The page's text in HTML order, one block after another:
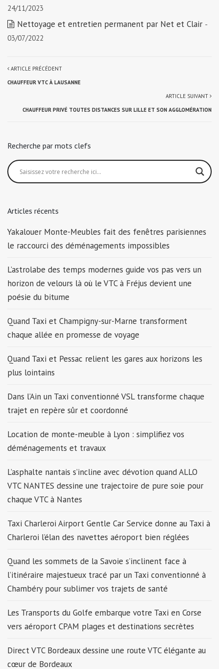
24/11/2023
Nettoyage et entretien permanent par Net et Clair -
03/07/2022
ARTICLE PRÉCÉDENT
CHAUFFEUR VTC À LAUSANNE
ARTICLE SUIVANT
CHAUFFEUR PRIVÉ TOUTES DISTANCES SUR LILLE ET SON AGGLOMÉRATION
Recherche par mots clefs
Articles récents
Yakalouer Monte-Meubles fait des fenêtres parisiennes
le raccourci des déménagements impossibles
L’astrolabe des temps modernes guide vos pas vers un
horizon de velours là où le VTC à Fréjus devient une
poésie du bitume
Quand Taxi et Champigny-sur-Marne transforment
chaque allée en promesse de voyage
Quand Taxi et Pessac relient les gares aux horizons les
plus lointains
Dans l’Ain un Taxi conventionné VSL transforme chaque
trajet en repère sûr et coordonné
Location de monte-meuble à Lyon : simplifiez vos
déménagements et travaux
L’asphalte nantais s’incline avec dévotion quand ALLO
VTC NANTES dessine une trajectoire de pure soie pour
chaque VTC à Nantes
Taxi Charleroi Airport Gentle Car Service donne au Taxi à
Charleroi l’élan des navettes aéroport bien réglées
Quand les sommets de la Savoie s’inclinent face à
l’itinéraire majestueux tracé par un Taxi conventionné à
Chambéry pour sublimer vos trajets de santé
Les Transports du Golfe embarque votre Taxi en Corse
vers aéroport CPAM plages et destinations secrètes
Direct VTC Bordeaux dessine une route VTC élégante au
cœur de Bordeaux